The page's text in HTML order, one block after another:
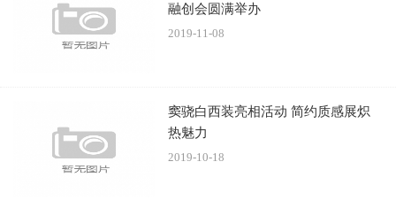
融创会圆满举办
2019-11-08
窦骁白西装亮相活动 简约质感展炽
热魅力
2019-10-18